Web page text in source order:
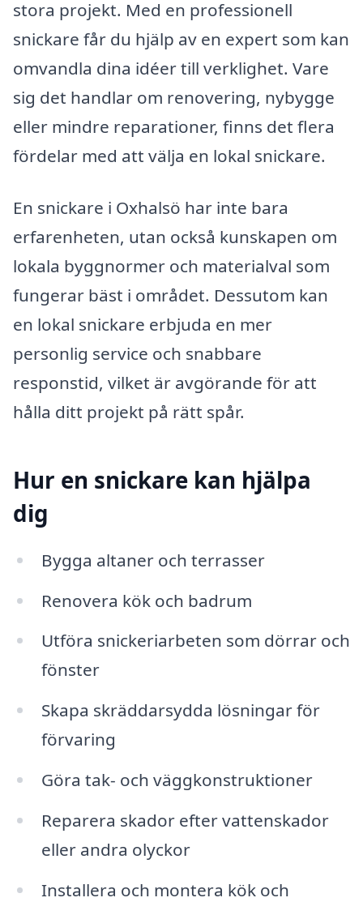
stora projekt. Med en professionell
snickare får du hjälp av en expert som kan
omvandla dina idéer till verklighet. Vare
sig det handlar om renovering, nybygge
eller mindre reparationer, finns det flera
fördelar med att välja en lokal snickare.
En snickare i Oxhalsö har inte bara
erfarenheten, utan också kunskapen om
lokala byggnormer och materialval som
fungerar bäst i området. Dessutom kan
en lokal snickare erbjuda en mer
personlig service och snabbare
responstid, vilket är avgörande för att
hålla ditt projekt på rätt spår.
Hur en snickare kan hjälpa
dig
Bygga altaner och terrasser
Renovera kök och badrum
Utföra snickeriarbeten som dörrar och
fönster
Skapa skräddarsydda lösningar för
förvaring
Göra tak- och väggkonstruktioner
Reparera skador efter vattenskador
eller andra olyckor
Installera och montera kök och